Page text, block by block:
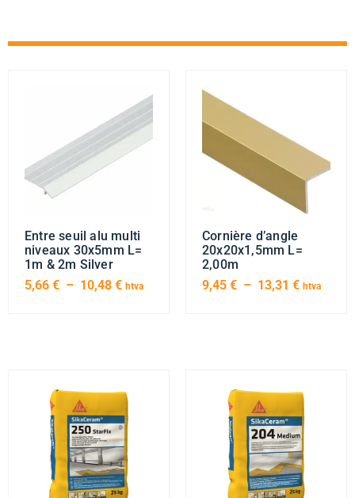
Entre seuil alu multi
niveaux 30x5mm L=
1m & 2m Silver
5,66 € – 10,48 € htva
Cornière d’angle
20x20x1,5mm L=
2,00m
9,45 € – 13,31 € htva